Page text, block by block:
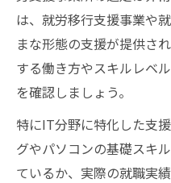
は、就労移行支援事業や
まな形態の支援が提供さ
する働き方やスキルレベ
を確認しましょう。
特にIT分野に特化した支
グやパソコンの基礎スキ
ているか、実際の就職実